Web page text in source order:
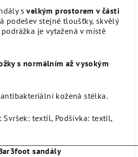
svelkým prostorem v části
podešev stejné tloušťky, skvělý
je vytažená v místě
s normálním až vysokým
kožená stélka.
Svršek: textil, Podšívka: textil,
sandály